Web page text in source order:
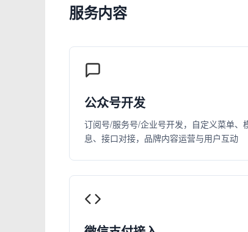
服务内容
公众号开发
订阅号/服务号/企业号开发，自定义菜单、
息、接口对接，品牌内容运营与用户互动